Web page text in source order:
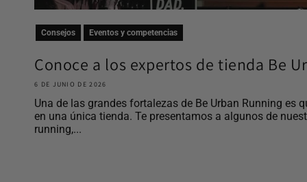
Consejos Eventos y competencias
Conoce a los expertos de tienda Be
6 DE JUNIO DE 2026
Una de las grandes fortalezas de Be Urban Running es
en una única tienda. Te presentamos a algunos de
running,...